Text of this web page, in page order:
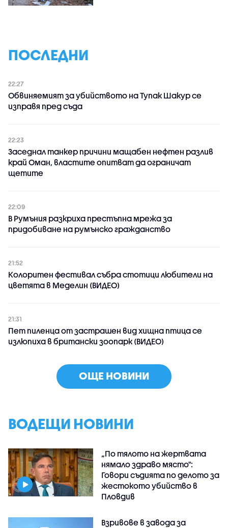
ПОСЛЕДНИ
22:27
Обвиняемият за убийството на Тупак Шакур се
изправя пред съда
22:23
Заседнал танкер причини мащабен нефтен разлив
край Оман, властите опитват да ограничат
щетите
22:09
В Румъния разкриха престъпна мрежа за
придобиване на румънско гражданство
21:52
Колоритен фестивал събра стотици любители на
цветята в Меделин (ВИДЕО)
21:31
Пет пиленца от застрашен вид хищна птица се
излюпиха в британски зоопарк (ВИДЕО)
ОЩЕ НОВИНИ
ВОДЕЩИ НОВИНИ
„По тялото на жертвата
нямало здраво място":
Говори съдията по делото за
жестокото убийство в
Пловдив
Взривове в завода за